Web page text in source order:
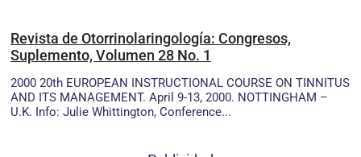
Revista de Otorrinolaringología: Congresos,
Suplemento, Volumen 28 No. 1
2000 20th EUROPEAN INSTRUCTIONAL COURSE ON TINNITUS
AND ITS MANAGEMENT. April 9-13, 2000. NOTTINGHAM –
U.K. Info: Julie Whittington, Conference...